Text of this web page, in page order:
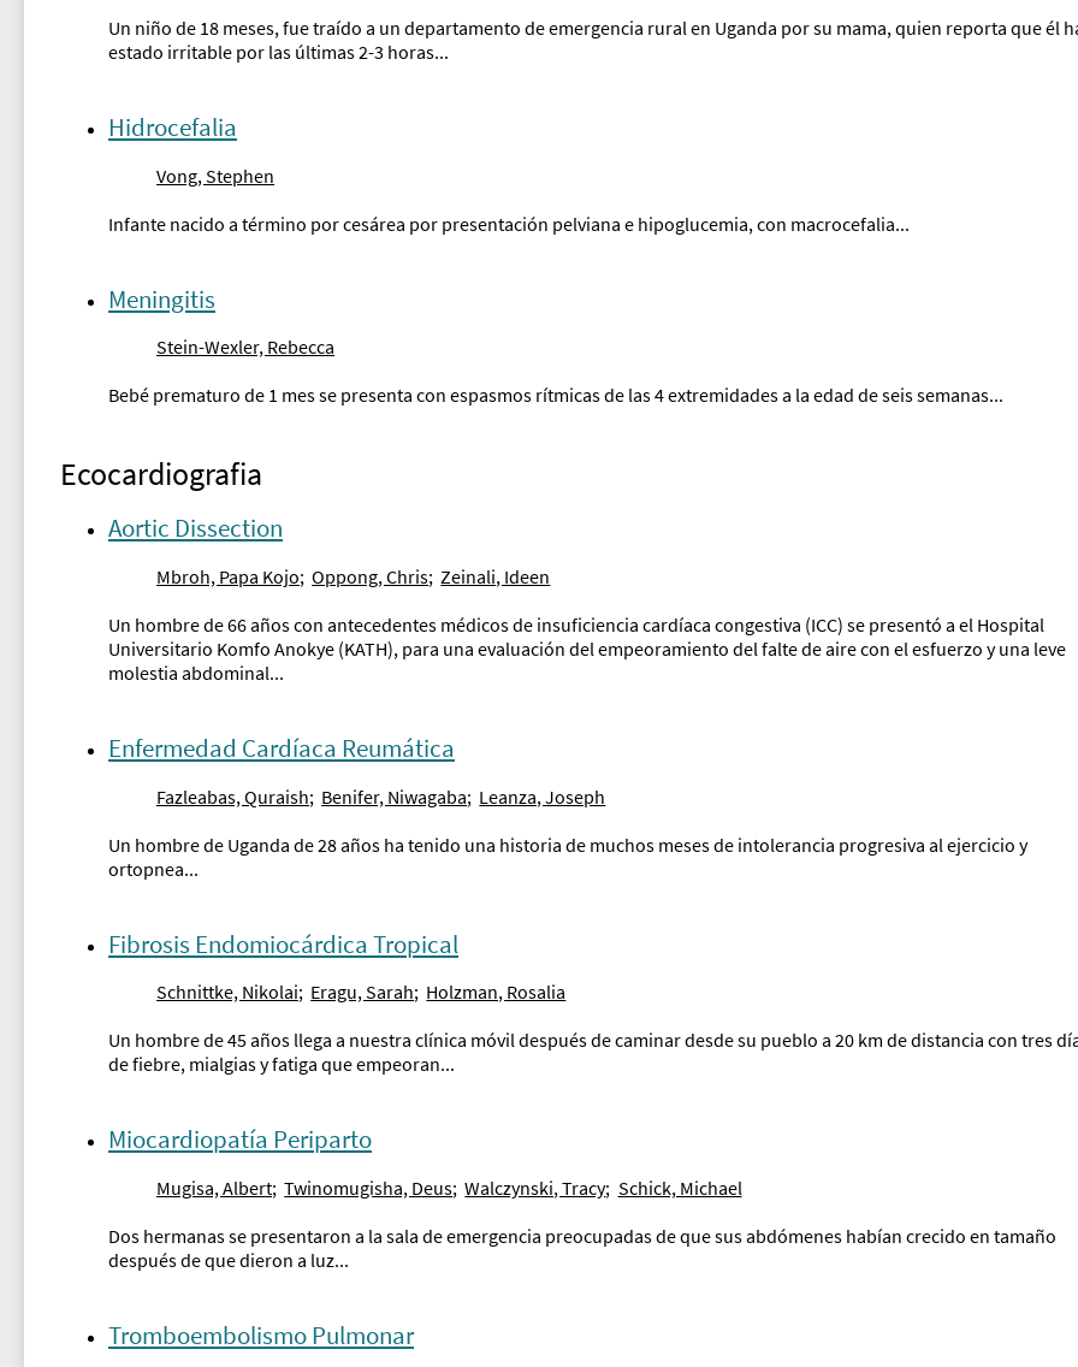
Un niño de 18 meses, fue traído a un departamento de emergencia rural en Uganda por su mama, quien reporta que él
estado irritable por las últimas 2-3 horas...
Hidrocefalia
Vong, Stephen
Infante nacido a término por cesárea por presentación pelviana e hipoglucemia, con macrocefalia...
Meningitis
Stein-Wexler, Rebecca
Bebé prematuro de 1 mes se presenta con espasmos rítmicas de las 4 extremidades a la edad de seis semanas...
Ecocardiografia
Aortic Dissection
Mbroh, Papa Kojo; Oppong, Chris; Zeinali, Ideen
Un hombre de 66 años con antecedentes médicos de insuficiencia cardíaca congestiva (ICC) se presentó a el Hospital
Universitario Komfo Anokye (KATH), para una evaluación del empeoramiento del falte de aire con el esfuerzo y una leve
molestia abdominal...
Enfermedad Cardíaca Reumática
Fazleabas, Quraish; Benifer, Niwagaba; Leanza, Joseph
Un hombre de Uganda de 28 años ha tenido una historia de muchos meses de intolerancia progresiva al ejercicio y
ortopnea...
Fibrosis Endomiocárdica Tropical
Schnittke, Nikolai; Eragu, Sarah; Holzman, Rosalia
Un hombre de 45 años llega a nuestra clínica móvil después de caminar desde su pueblo a 20 km de distancia con tres
de fiebre, mialgias y fatiga que empeoran...
Miocardiopatía Periparto
Mugisa, Albert; Twinomugisha, Deus; Walczynski, Tracy; Schick, Michael
Dos hermanas se presentaron a la sala de emergencia preocupadas de que sus abdómenes habían crecido en tamaño
después de que dieron a luz...
Tromboembolismo Pulmonar